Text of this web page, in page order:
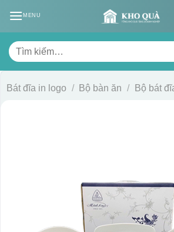
MENU
Tìm
kiếm:
Bát đĩa in logo / Bộ bàn ăn / Bộ bát